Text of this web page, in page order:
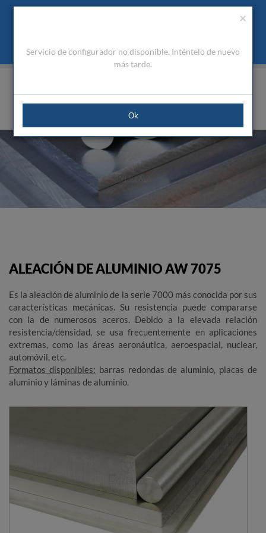
Utilizamos cookies para mejorar la navegación. Al cerrar este
Qué son las cookies
ES
Área Cliente
Presupuesto(0)
ALEACIÓN DE ALUMINIO AW 7075
Es la aleación de aluminio de la serie 7000 más conocida por sus
características mecánicas. Su resistencia puede compararse
con la de numerosos aceros. Debido a la elevada relación
resistencia/densidad, se usa frecuentemente en aplicaciones
extremas, como las áreas aeronáutica, aeroespacial, nuclear,
automóvil, etc.
Formatos disponibles: barras redondas de aluminio, placas de
aluminio y láminas de aluminio.
×
Servicio de configurador no disponible. Inténtelo de nuevo
más tarde.
Ok